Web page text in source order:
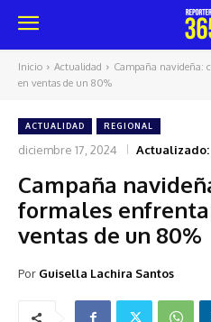
Inicio Actualidad
Campaña navideña:
en ventas de un 80%
ACTUALIDAD REGIONAL
diciembre 17, 2024 Actualizado:
Campaña
formales
ventas de un 80%
Por Guisella Lachira Santos